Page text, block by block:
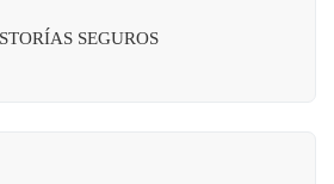
SEGUROS